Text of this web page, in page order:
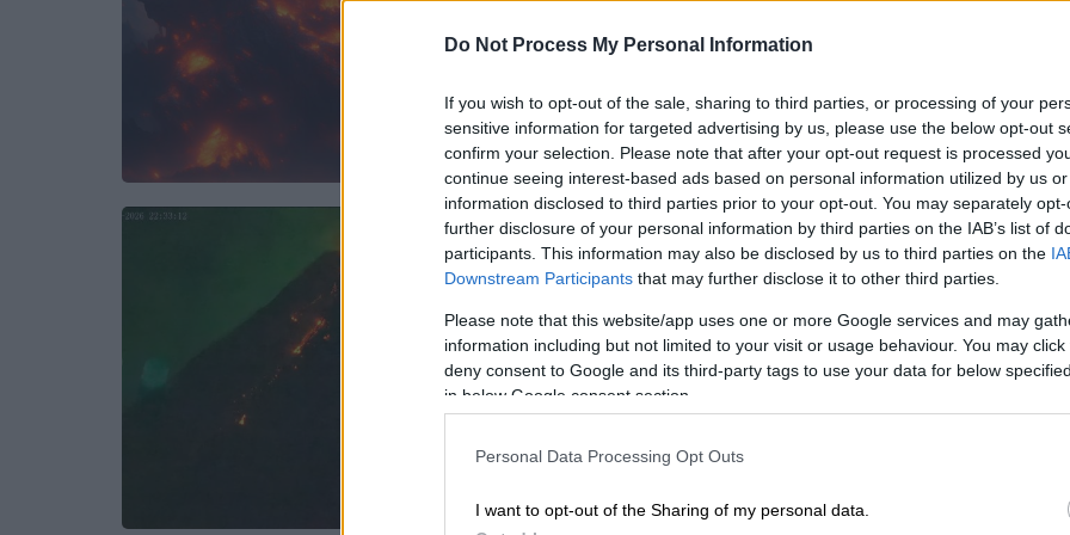
Do Not Process My Personal Information
If you wish to opt-out of the sale, sharing to third parties, or processing of your
sensitive information for targeted advertising by us, please use the below opt-out
confirm your selection. Please note that after your opt-out request is processed
continue seeing interest-based ads based on personal information utilized by us
information disclosed to third parties prior to your opt-out. You may separately
further disclosure of your personal information by third parties on the IAB’s list of
participants. This information may also be disclosed by us to third parties on the
Downstream Participants that may further disclose it to other third parties.
Please note that this website/app uses one or more Google services and may
information including but not limited to your visit or usage behaviour. You may
deny consent to Google and its third-party tags to use your data for below
in below Google consent section.
Personal Data Processing Opt Outs
I want to opt-out of the Sharing of my personal data.
ανθρωπότητα πριν 74.000 χρόνια
Πώς οι άνθρωποι επιβίωσαν από ένα
στον πλανήτη τα τελευταία 2,5 εκατ.
χρόνια;
Κόσμος|26.05.2026 14:08
Σπάνια στιγμή: Μετεωρίτης
«σβήνει» πέφτοντας σε ηφαίστειο
που εκρήγνυται
Πολλοί περιγράφουν την
αποκαλυπτική σκηνή ως το πιο
ενός Αρμαγεδδώνα